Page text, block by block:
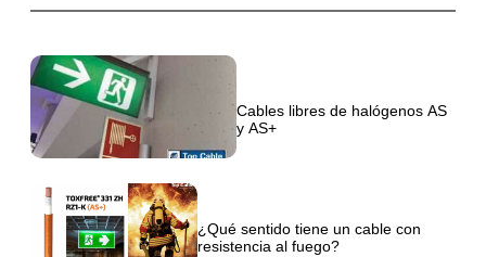
Cables libres de halógenos AS
y AS+
¿Qué sentido tiene un cable con
resistencia al fuego?